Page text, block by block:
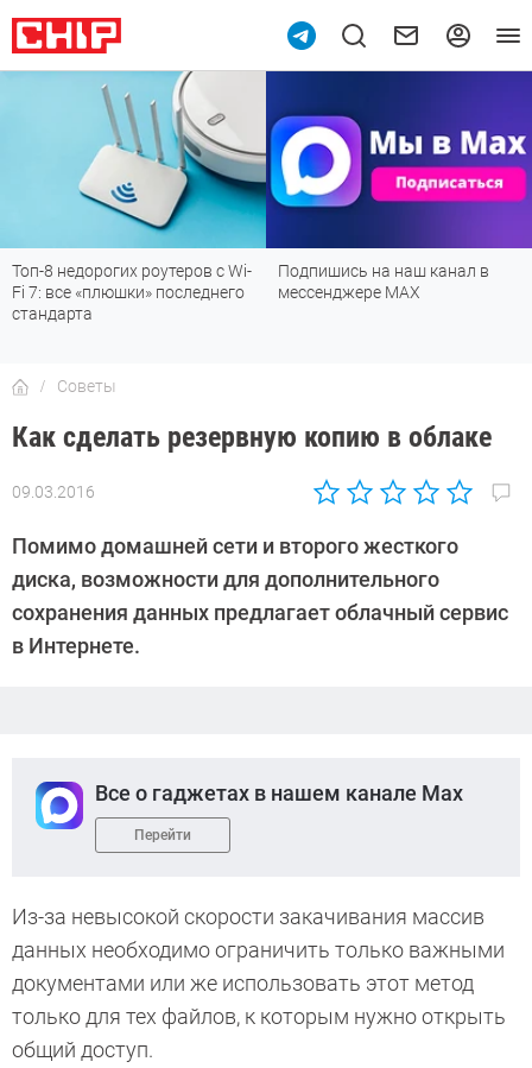
Топ-8 недорогих роутеров с Wi-
Fi 7: все «плюшки» последнего
стандарта
Подпишись на наш канал в
мессенджере МАХ
Советы
Как сделать резервную копию в облаке
09.03.2016
Автор:
Киреев
Помимо домашней сети и второго жесткого
диска, возможности для дополнительного
сохранения данных предлагает облачный сервис
в Интернете.
Все о гаджетах в нашем канале Max
Перейти
Из-за невысокой скорости закачивания массив
данных необходимо ограничить только важными
документами или же использовать этот метод
только для тех файлов, к которым нужно открыть
общий доступ.